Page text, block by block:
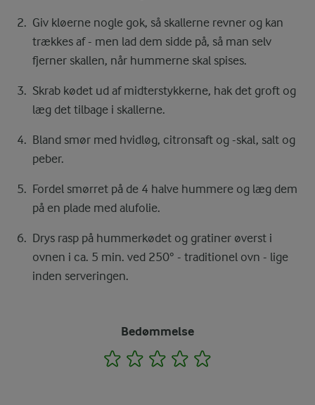
Giv kløerne nogle gok, så skallerne revner og kan
trækkes af - men lad dem sidde på, så man selv
fjerner skallen, når hummerne skal spises.
Skrab kødet ud af midterstykkerne, hak det groft og
læg det tilbage i skallerne.
Bland smør med hvidløg, citronsaft og -skal, salt og
peber.
Fordel smørret på de 4 halve hummere og læg dem
på en plade med alufolie.
Drys rasp på hummerkødet og gratiner øverst i
ovnen i ca. 5 min. ved 250° - traditionel ovn - lige
inden serveringen.
Bedømmelse
1 2 3 4